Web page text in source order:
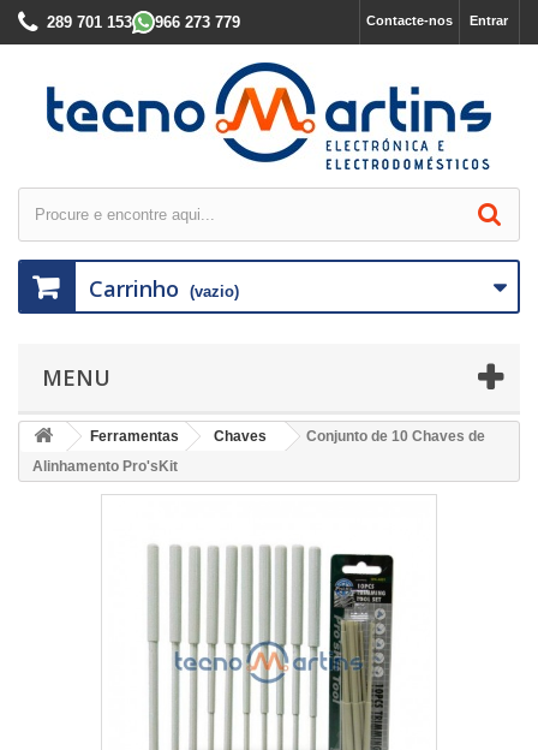
Entrar
Contacte-nos
289 701 153 966 273 779
Carrinho (vazio)
MENU
Ferramentas Chaves
Conjunto de 10 Chaves de
Alinhamento Pro'sKit